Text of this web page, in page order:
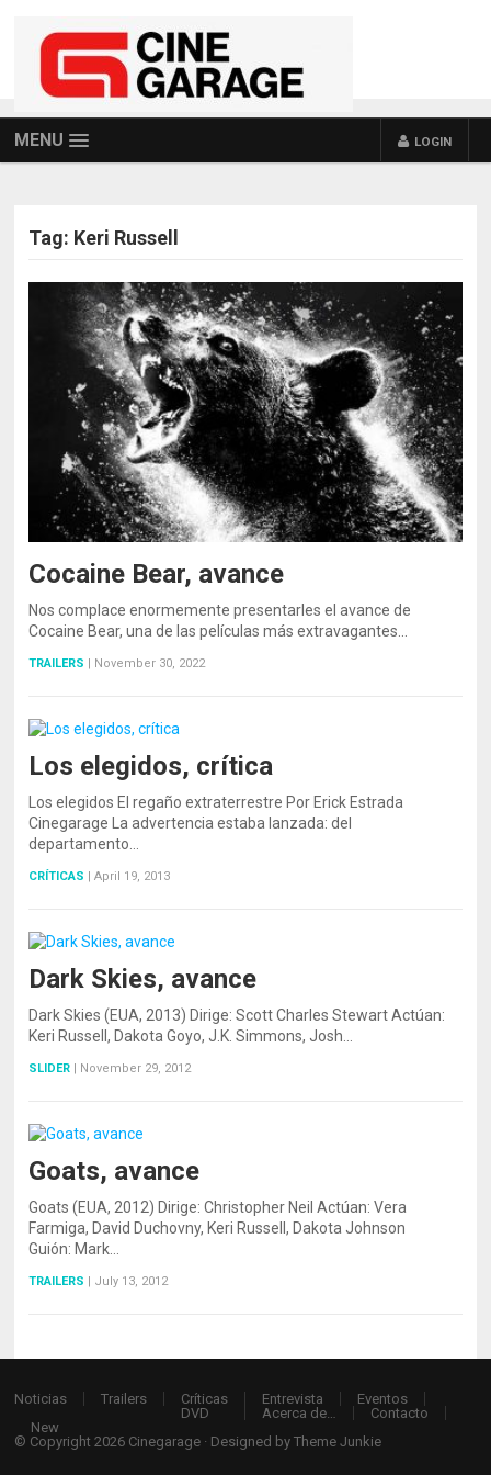
MENU LOGIN
Tag: Keri Russell
Cocaine Bear, avance
Nos complace enormemente presentarles el avance de
Cocaine Bear, una de las películas más extravagantes…
TRAILERS November 30, 2022
Los elegidos, crítica
Los elegidos El regaño extraterrestre Por Erick Estrada
Cinegarage La advertencia estaba lanzada: del
departamento…
CRÍTICAS April 19, 2013
Dark Skies, avance
Dark Skies (EUA, 2013) Dirige: Scott Charles Stewart Actúan:
Keri Russell, Dakota Goyo, J.K. Simmons, Josh…
SLIDER November 29, 2012
Goats, avance
Goats (EUA, 2012) Dirige: Christopher Neil Actúan: Vera
Farmiga, David Duchovny, Keri Russell, Dakota Johnson
Guión: Mark…
TRAILERS July 13, 2012
Noticias Trailers
Críticas
DVD
Entrevista
Eventos
Acerca de…
Contacto
New
© Copyright 2026 Cinegarage · Designed byTheme Junkie